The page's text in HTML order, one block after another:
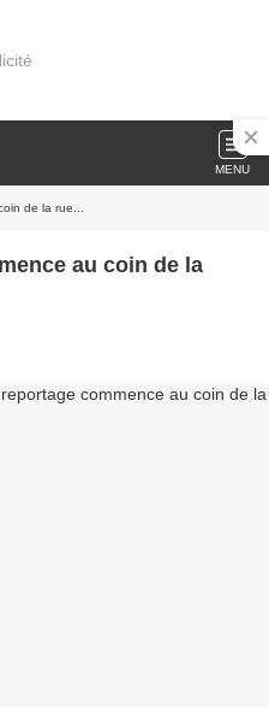
MENU
de la rue...
au coin de la